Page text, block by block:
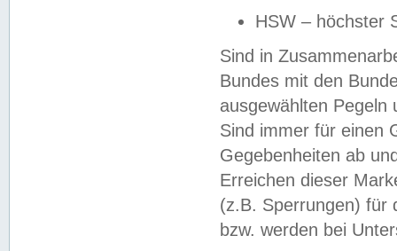
HSW – höchster
Sind in
Bundes mit den
ausgewählten
Sind immer für einen
Gegebenheiten ab
Erreichen dieser
(z.B. Sperrungen) für
bzw. werden bei